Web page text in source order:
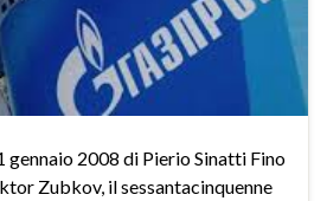
gennaio 2008 di Pierio Sinatti Fino
Zubkov, il sessantacinquenne